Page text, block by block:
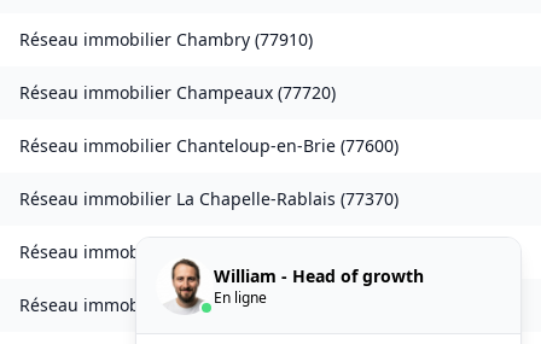
Réseau immobilier Chambry (77910)
Réseau immobilier Champeaux (77720)
Réseau immobilier Chanteloup-en-Brie (77600)
Réseau immobilier La Chapelle-Rablais (77370)
Réseau immobilier
Réseau immobilierCharmentray
William - Head of growth
En ligne